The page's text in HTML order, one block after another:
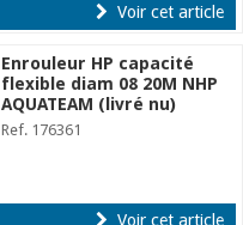
Voir cet article
Enrouleur HP capacité
flexible diam 08 20M NHP
AQUATEAM (livré nu)
Ref. 176361
Voir cet article